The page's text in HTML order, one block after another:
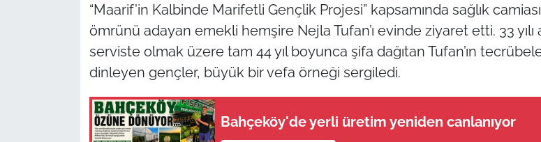
“Maarif’in Kalbinde Marifetli Gençlik Projesi” kapsamında sağlık
ömrünü adayan emekli hemşire Nejla Tufan’ı evinde ziyaret etti. 33 yılı
serviste olmak üzere tam 44 yıl boyunca şifa dağıtan Tufan’ın
dinleyen gençler, büyük bir vefa örneği sergiledi.
Bahçeköy'de yerli üretim yeniden canlanıyor
Flaş Haber
Dış Haberler
İş Dünyası